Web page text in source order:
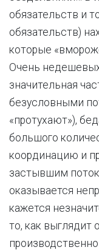
обязательств и
обязательств)
которые
Очень
значительная
безусловными
«протухают»),
большого
координацию и
застывшим
оказывается
кажется
то, как выглядит